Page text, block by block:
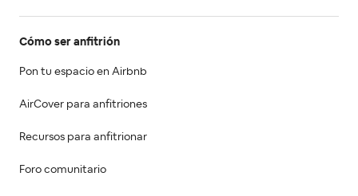
Cómo ser anfitrión
Pon tu espacio en Airbnb
AirCover para anfitriones
Recursos para anfitrionar
Foro comunitario